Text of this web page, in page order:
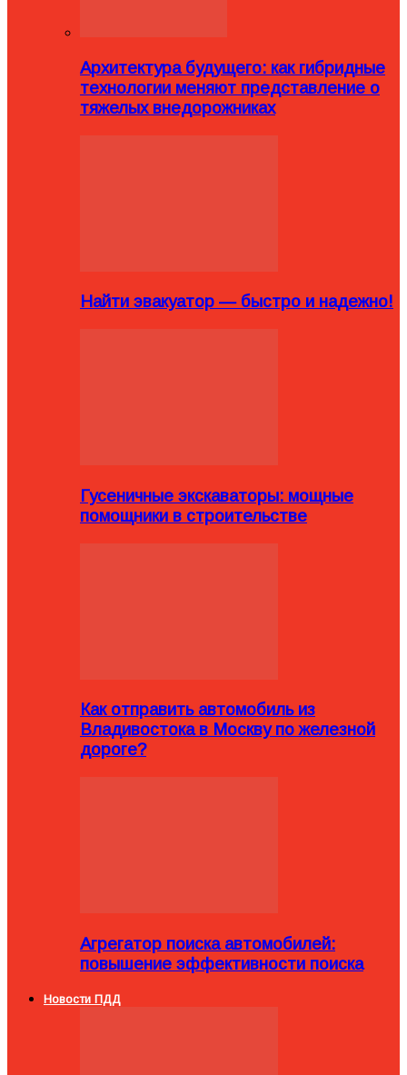
Архитектура будущего: как гибридные
технологии меняют представление о
тяжелых внедорожниках
Найти эвакуатор — быстро и надежно!
Гусеничные экскаваторы: мощные
помощники в строительстве
Как отправить автомобиль из
Владивостока в Москву по железной
дороге?
Агрегатор поиска автомобилей:
повышение эффективности поиска
Новости ПДД